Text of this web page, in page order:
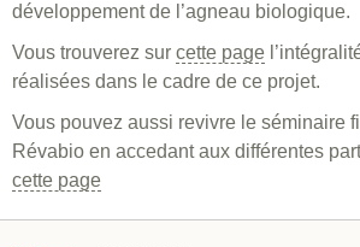
développement de l’agneau biologique.
Vous trouverez sur cette page
réalisées dans le cadre de ce projet.
Vous pouvez aussi revivre le séminaire
Révabio en accedant aux différentes
cette page